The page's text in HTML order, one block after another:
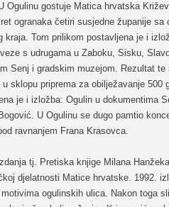
Ogulinu gostuje Matica hrvatska
ogranaka četiri susjedne županije
kraja. Tom prilikom postavljena je i
s udrugama u Zaboku, Sisku,
Senj i gradskim muzejom. Rezultat
u sklopu priprema za obilježavanje 500
je i izložba: Ogulin u dokumentima
U Ogulinu se dugo pamtio
ravnanjem Frana Krasovca.
tj. Pretiska knjige Milana
djelatnosti Matice hrvatske. 1992.
ogulinskih ulica. Nakon toga